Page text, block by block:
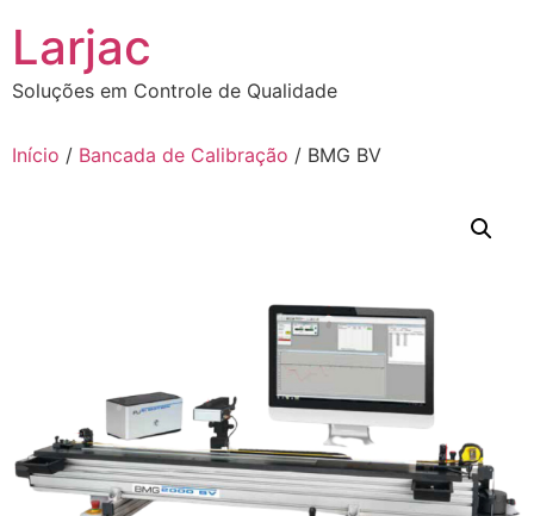
conteúdo
Larjac
Soluções em Controle de Qualidade
Início / Bancada de Calibração / BMG BV